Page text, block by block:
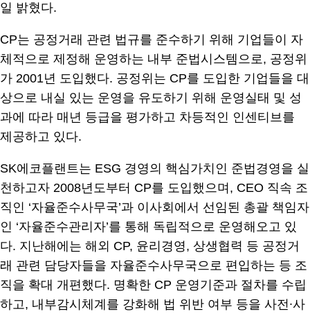
일 밝혔다.
CP는 공정거래 관련 법규를 준수하기 위해 기업들이 자
체적으로 제정해 운영하는 내부 준법시스템으로, 공정위
가 2001년 도입했다. 공정위는 CP를 도입한 기업들을 대
상으로 내실 있는 운영을 유도하기 위해 운영실태 및 성
과에 따라 매년 등급을 평가하고 차등적인 인센티브를
제공하고 있다.
SK에코플랜트는 ESG 경영의 핵심가치인 준법경영을 실
천하고자 2008년도부터 CP를 도입했으며, CEO 직속 조
직인 ‘자율준수사무국’과 이사회에서 선임된 총괄 책임자
인 ‘자율준수관리자’를 통해 독립적으로 운영해오고 있
다. 지난해에는 해외 CP, 윤리경영, 상생협력 등 공정거
래 관련 담당자들을 자율준수사무국으로 편입하는 등 조
직을 확대 개편했다. 명확한 CP 운영기준과 절차를 수립
하고, 내부감시체계를 강화해 법 위반 여부 등을 사전∙사